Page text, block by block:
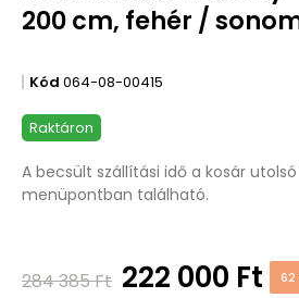
200 cm, fehér /
Kód 064-08-00415
Raktáron
A becsült szállítási idő a kosár utolsó
menüpontban található.
284 385 Ft 222 000 Ft 62